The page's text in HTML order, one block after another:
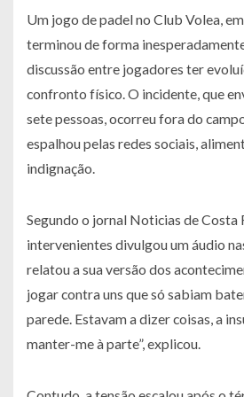
Um jogo de padel no Club Volea,
terminou de forma
discussão entre jogadores ter
confronto físico. O incidente, que
sete pessoas, ocorreu fora do
espalhou pelas redes sociais,
indignação.
Segundo o jornal Noticias de Costa
intervenientes divulgou um áudio
relatou a sua versão dos
jogar contra uns que só sabiam
parede. Estavam a dizer coisas, a
manter-me à parte”, explicou.